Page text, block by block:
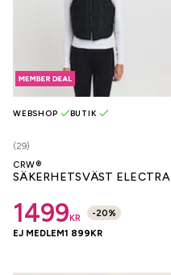
(29)
WEBSHOP BUTIK
CRW®
SÄKERHETSVÄST ELECTRA
1499KR -20%
EJ MEDLEM1 899KR